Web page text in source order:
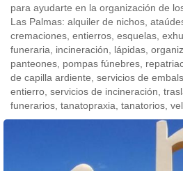
para ayudarte en la organización de
Las Palmas: alquiler de nichos,
cremaciones, entierros, esquelas,
funeraria, incineración, lápidas,
panteones, pompas fúnebres,
de capilla ardiente, servicios de
entierro, servicios de incineración,
funerarios, tanatopraxia, tanatorios,